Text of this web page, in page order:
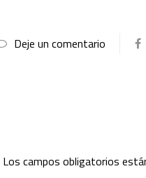
Deje un comentario
Los campos obligatorios